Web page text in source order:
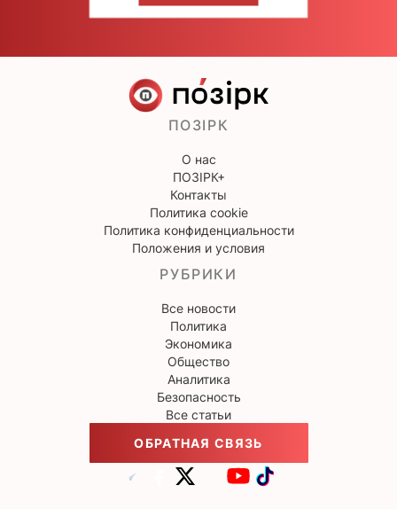
ПОЗІРК
О нас
ПОЗІРК+
Контакты
Политика cookie
Политика конфиденциальности
Положения и условия
РУБРИКИ
Все новости
Политика
Экономика
Общество
Аналитика
Безопасность
Все статьи
ОБРАТНАЯ СВЯЗЬ